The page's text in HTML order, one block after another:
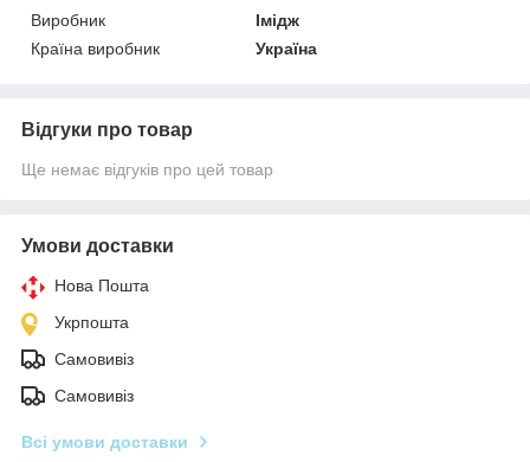
Виробник
Імідж
Країна виробник
Україна
Відгуки про товар
Ще немає відгуків про цей товар
Умови доставки
Нова Пошта
Укрпошта
Самовивіз
Самовивіз
Всі умови доставки